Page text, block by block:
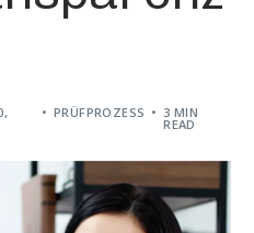
PRÜFPROZESS 3 MIN
READ